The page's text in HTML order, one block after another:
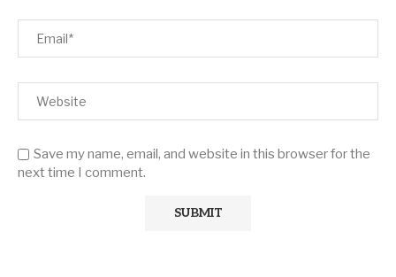
Save my name, email, and website in this browser for the
next time I comment.